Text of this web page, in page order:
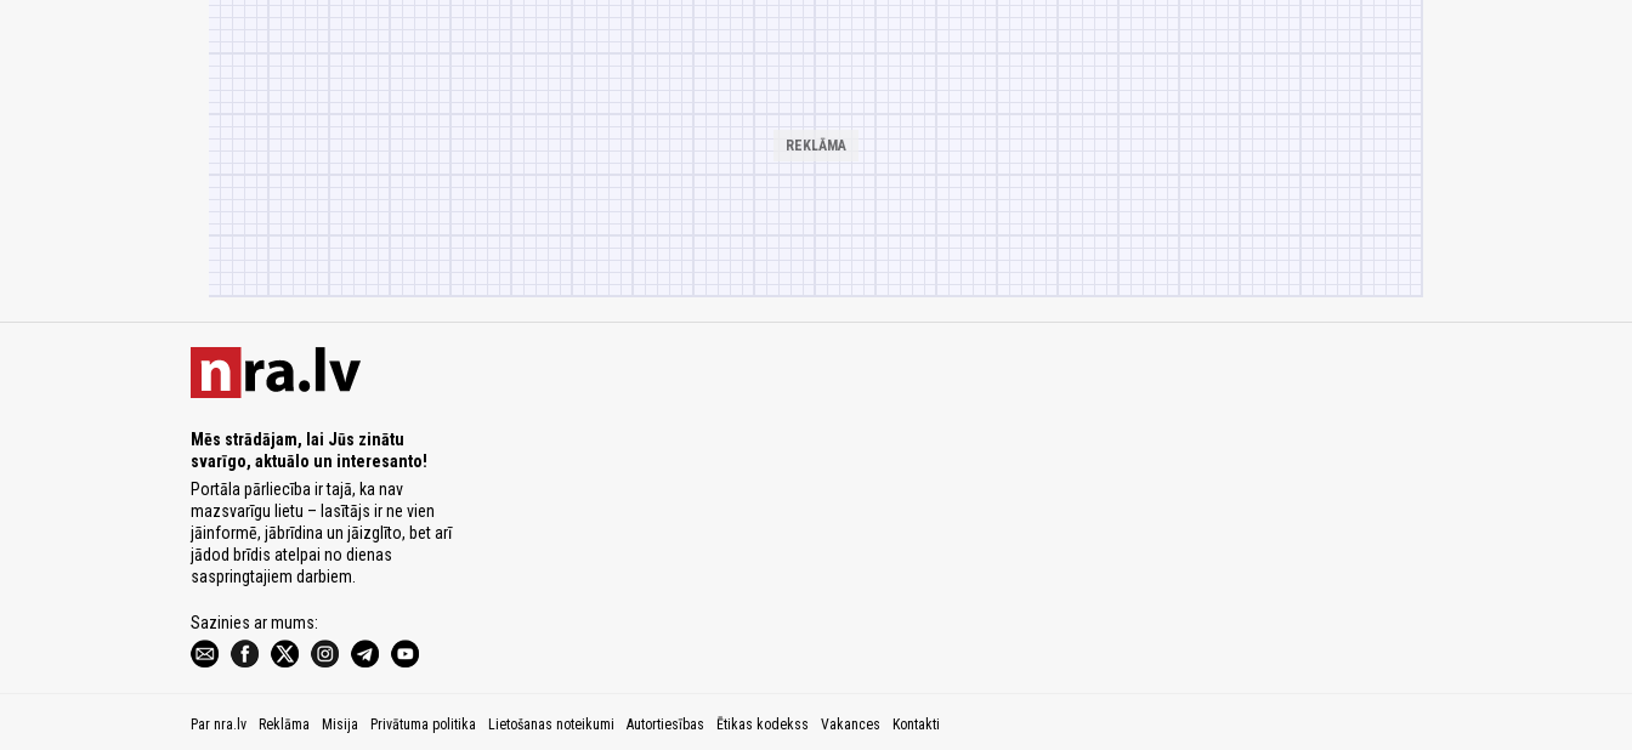
Mēs strādājam, lai Jūs zinātu
svarīgo, aktuālo un interesanto!
Portāla pārliecība ir tajā, ka nav
mazsvarīgu lietu – lasītājs ir ne vien
jāinformē, jābrīdina un jāizglīto, bet arī
jādod brīdis atelpai no dienas
saspringtajiem darbiem.
Sazinies ar mums:
Par nra.lv Reklāma Misija Privātuma politika Lietošanas noteikumi Autortiesības Ētikas kodekss Vakances Kontakti